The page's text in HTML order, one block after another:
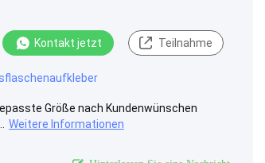
Kontakt jetzt Teilnahme
Größe nach Kundenwünschen
Weitere Informationen